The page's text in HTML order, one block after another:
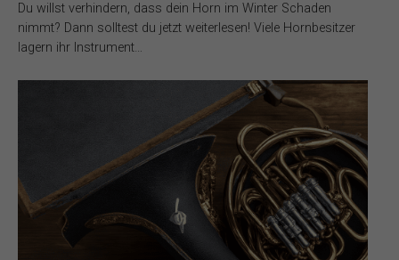
Du willst verhindern, dass dein Horn im Winter Schaden
nimmt? Dann solltest du jetzt weiterlesen! Viele Hornbesitzer
lagern ihr Instrument…